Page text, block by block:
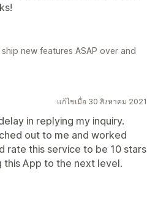
new features ASAP over and
แก้ไขเมื่อ 30 สิงหาคม 2021
in replying my inquiry.
out to me and worked
rate this service to be 10 stars
this App to the next level.